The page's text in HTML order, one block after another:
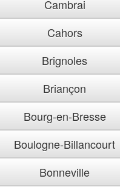
Cambrai
Cahors
Brignoles
Briançon
Bourg-en-Bresse
Boulogne-Billancourt
Bonneville